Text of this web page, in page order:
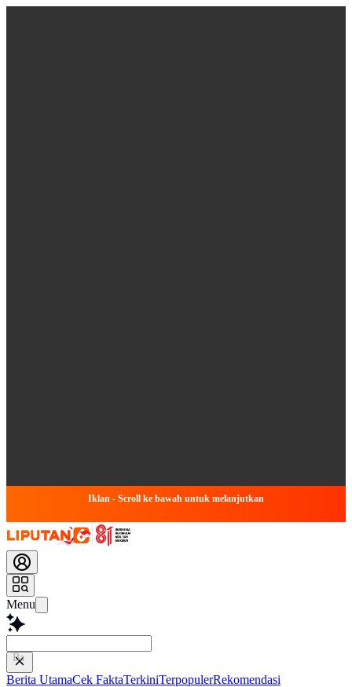
Iklan - Scroll ke bawah untuk melanjutkan
Menu
Baca lebih cep
Berita UtamaCek FaktaTerkiniTerpopulerRekomendasi